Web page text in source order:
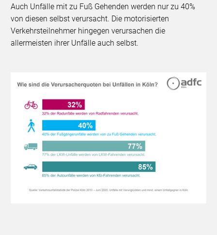
Auch Unfälle mit zu Fuß Gehenden werden nur zu 40%
von diesen selbst verursacht. Die motorisierten
Verkehrsteilnehmer hingegen verursachen die
allermeisten ihrer Unfälle auch selbst.